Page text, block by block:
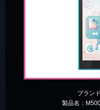
ブラン
製品名：